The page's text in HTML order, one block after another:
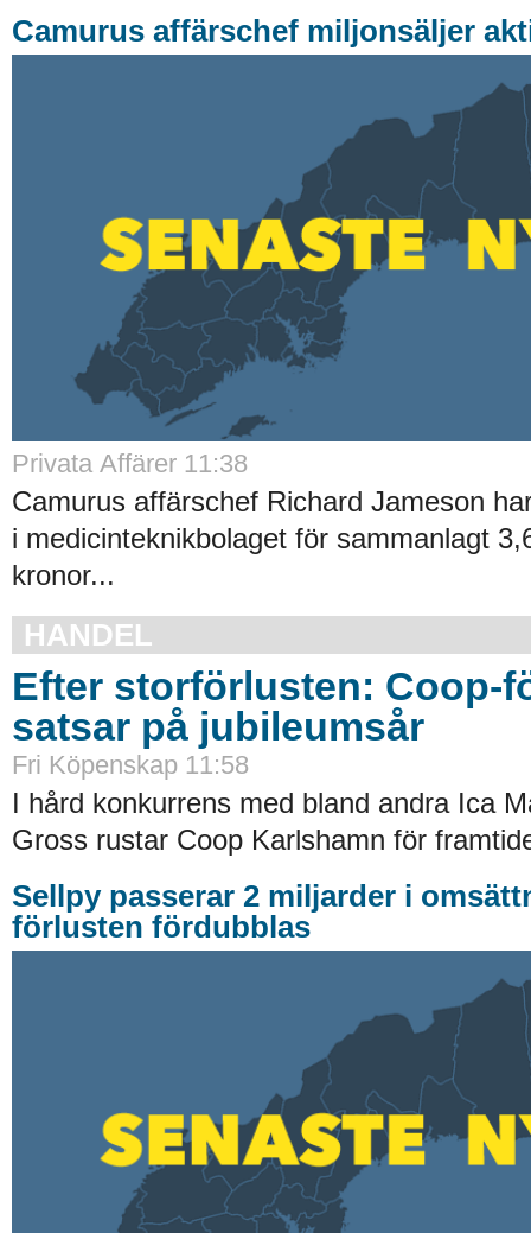
Camurus affärschef miljonsäljer
Privata Affärer 11:38
Camurus affärschef Richard Jameson
i medicinteknikbolaget för sammanlagt
kronor...
HANDEL
Efter storförlusten: Coop-
satsar på jubileumsår
Fri Köpenskap 11:58
I hård konkurrens med bland andra Ica
Gross rustar Coop Karlshamn för
Sellpy passerar 2 miljarder i
förlusten fördubblas